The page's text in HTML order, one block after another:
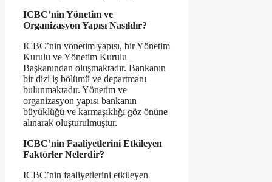
ICBC’nin Yönetim ve
Organizasyon Yapısı Nasıldır?
ICBC’nin yönetim yapısı, bir Yönetim
Kurulu ve Yönetim Kurulu
Başkanından oluşmaktadır. Bankanın
bir dizi iş bölümü ve departmanı
bulunmaktadır. Yönetim ve
organizasyon yapısı bankanın
büyüklüğü ve karmaşıklığı göz önüne
alınarak oluşturulmuştur.
ICBC’nin Faaliyetlerini Etkileyen
Faktörler Nelerdir?
ICBC’nin faaliyetlerini etkileyen